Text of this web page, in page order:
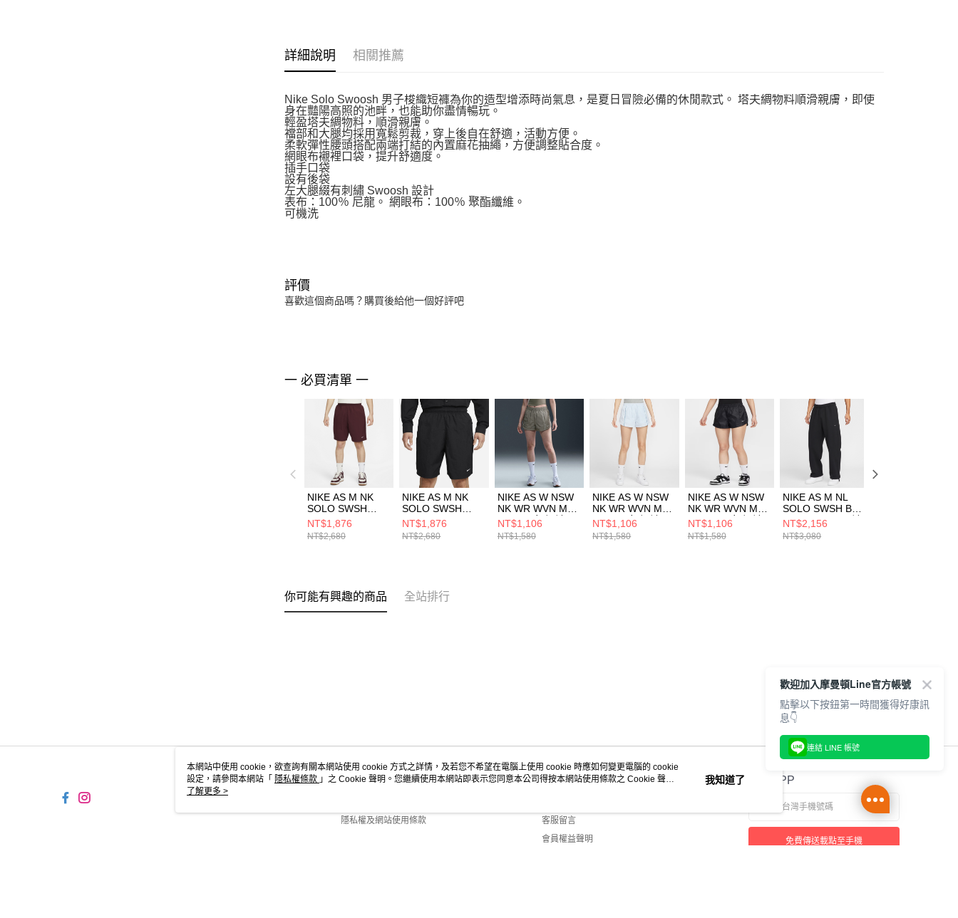
詳細說明 相關推薦
Nike Solo Swoosh 男子梭織短褲為你的造型增添時尚氣息，是夏日冒險必備的休閒款式。 塔夫綢物料順滑親膚，即使
身在豔陽高照的池畔，也能助你盡情暢玩。
輕盈塔夫綢物料，順滑親膚。
襠部和大腿均採用寬鬆剪裁，穿上後自在舒適，活動方便。
柔軟彈性腰頭搭配兩端打結的內置麻花抽繩，方便調整貼合度。
網眼布襯裡口袋，提升舒適度。
插手口袋
設有後袋
左大腿綴有刺繡 Swoosh 設計
表布：100％ 尼龍。 網眼布：100％ 聚酯纖維。
可機洗
評價
喜歡這個商品嗎？購買後給他一個好評吧
一 必買清單 一
NIKE AS M NK
SOLO SWSH
WVN SHORT 男
短褲 DX0750681
NT$1,876
NT$2,680
NIKE AS M NK
SOLO SWSH
WVN SHORT 男
短褲 黑
DX0750010
NT$1,876
NT$2,680
NIKE AS W NSW
NK WR WVN MR
2IN SH 女 短褲
FV7501320
NT$1,106
NT$1,580
NIKE AS W NSW
NK WR WVN MR
2IN SH 女 短褲
FV7501423
NT$1,106
NT$1,580
NIKE AS W NSW
NK WR WVN MR
2” LTWT 女 短褲
HM8403010
NT$1,106
NT$1,580
NIKE AS M NL
SOLO SWSH BB
OH PANT 男 長褲
HV1091010
NT$2,156
NT$3,080
你可能有興趣的商品 全站排行
關於我們
隱私權及網站使用條款
客服資訊
客服留言
會員權益聲明
官方APP
免費傳送載點至手機
本網站中使用 cookie，欲查詢有關本網站使用 cookie 方式之詳情，及若您不希望在電腦上使用 cookie 時應如何變更電腦的 cookie
設定，請參閱本網站「 隱私權條款 」之 Cookie 聲明。您繼續使用本網站即表示您同意本公司得按本網站使用條款之 Cookie 聲明
使用 cookie。
了解更多 >
我知道了
歡迎加入摩曼頓Line官方帳號
點擊以下按鈕第一時間獲得好康訊
息👇
連結 LINE 帳號